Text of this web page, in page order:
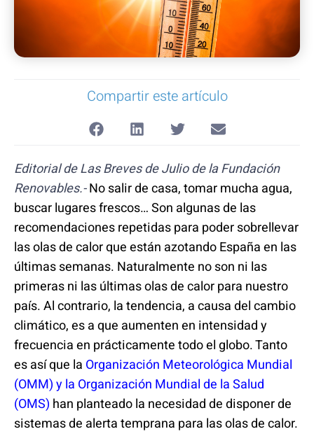
Compartir este artículo
Editorial de Las Breves de Julio de la Fundación
Renovables.-No salir de casa, tomar mucha agua,
buscar lugares frescos… Son algunas de las
recomendaciones repetidas para poder sobrellevar
las olas de calor que están azotando España en las
últimas semanas. Naturalmente no son ni las
primeras ni las últimas olas de calor para nuestro
país. Al contrario, la tendencia, a causa del cambio
climático, es a que aumenten en intensidad y
frecuencia en prácticamente todo el globo. Tanto
es así que la Organización Meteorológica Mundial
(OMM) y la Organización Mundial de la Salud
(OMS) han planteado la necesidad de disponer de
sistemas de alerta temprana para las olas de calor.